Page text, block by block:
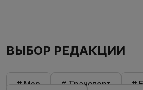
ВЫБОР РЕДАКЦИИ
# Мэр # Транспорт
#